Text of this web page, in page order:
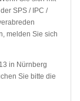
SPS / IPC /
melden Sie sich
in Nürnberg
Sie bitte die